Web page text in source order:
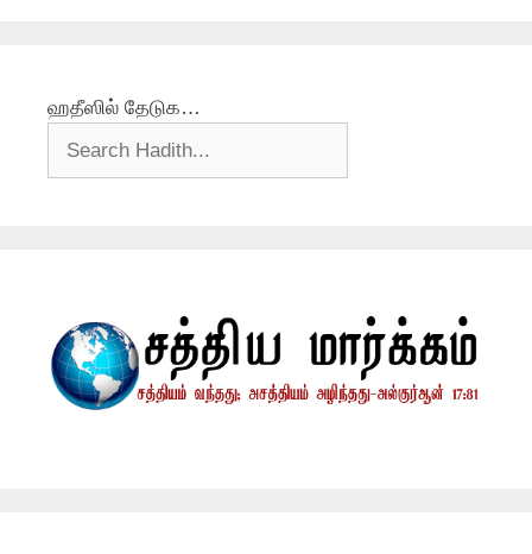
ஹதீஸில் தேடுக…